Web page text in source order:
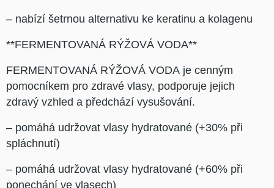
– nabízí šetrnou alternativu ke keratinu a kolagenu
**FERMENTOVANÁ RÝŽOVÁ VODA**
FERMENTOVANÁ RÝŽOVÁ VODA je cenným
pomocníkem pro zdravé vlasy, podporuje jejich
zdravý vzhled a předchází vysušování.
– pomáhá udržovat vlasy hydratované (+30% při
spláchnutí)
– pomáhá udržovat vlasy hydratované (+60% při
ponechání ve vlasech)